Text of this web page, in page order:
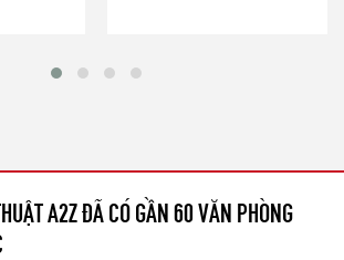
A2Z ĐÃ CÓ GẦN 60 VĂN PHÒNG